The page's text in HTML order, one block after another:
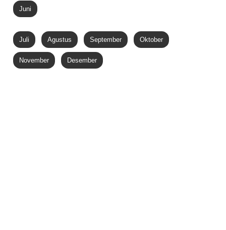
Juni
Juli Agustus September Oktober
November Desember